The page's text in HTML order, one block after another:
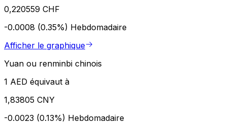
0,220559 CHF
-0.0008 (0.35%) Hebdomadaire
Afficher le graphique
Yuan ou renminbi chinois
1 AED équivaut à
1,83805 CNY
-0.0023 (0.13%) Hebdomadaire